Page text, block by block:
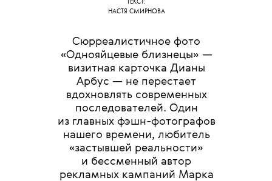
ТЕКСТ:
НАСТЯ СМИРНОВА
Сюрреалистичное фото
«Однояйцевые близнецы» —
визитная карточка Дианы
Арбус — не перестает
вдохновлять современных
последователей. Один
из главных фэшн-фотографов
нашего времени, любитель
«застывшей реальности»
и бессменный автор
рекламных кампаний Марка